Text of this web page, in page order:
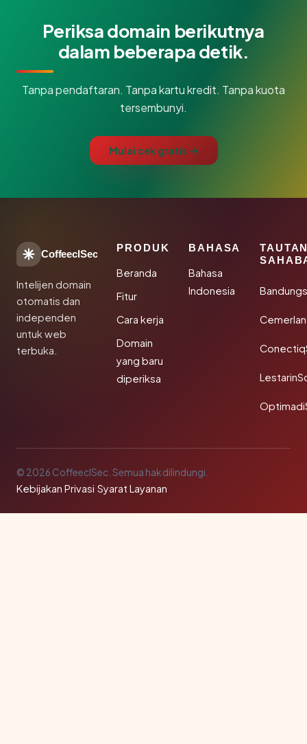
Periksa domain berikutnya
dalam beberapa detik.
Tanpa pendaftaran. Tanpa kartu kredit. Tanpa kuota
tersembunyi.
Mulai cek gratis →
CoffeeclSec
Intelijen domain
otomatis dan
independen
untuk web
terbuka.
PRODUK
Beranda
Fitur
Cara kerja
Domain
yang baru
diperiksa
BAHASA
Bahasa
Indonesia
© 2026 CoffeeclSec. Semua hak dilindungi.
Kebijakan Privasi·Syarat Layanan